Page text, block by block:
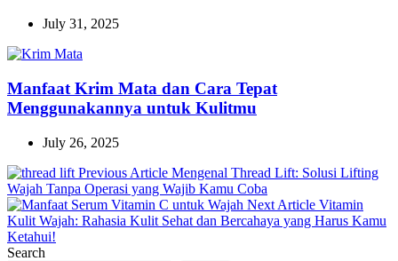
July 31, 2025
Manfaat Krim Mata dan Cara Tepat
Menggunakannya untuk Kulitmu
July 26, 2025
Previous Article Previous
Post:
Mengenal Thread Lift: Solusi Lifting
Wajah Tanpa Operasi yang Wajib Kamu Coba
Next Article Next
Post:
Vitamin
Kulit Wajah: Rahasia Kulit Sehat dan Bercahaya yang Harus Kamu
Ketahui!
Search